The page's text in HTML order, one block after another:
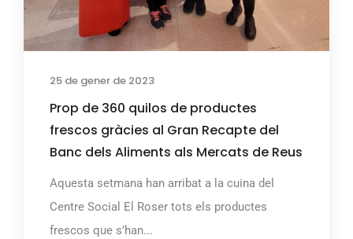
25 de gener de 2023
Prop de 360 quilos de productes
frescos gràcies al Gran Recapte del
Banc dels Aliments als Mercats de Reus
Aquesta setmana han arribat a la cuina del
Centre Social El Roser tots els productes
frescos que s’han...